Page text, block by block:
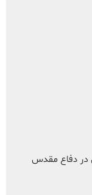
در دفاع مقدس